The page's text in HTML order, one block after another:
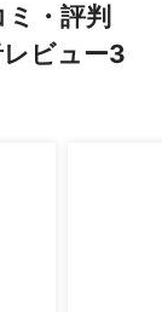
・評判
ビュー3